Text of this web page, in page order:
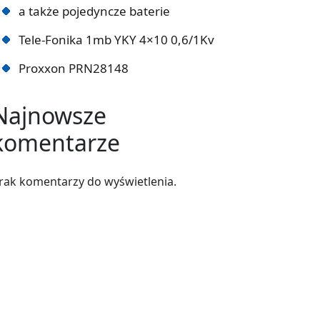
a także pojedyncze baterie
Tele-Fonika 1mb YKY 4×10 0,6/1Kv
Proxxon PRN28148
komentarzy do wyświetlenia.